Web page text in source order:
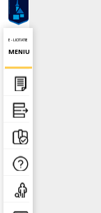
E - LICITATIE
MENIU